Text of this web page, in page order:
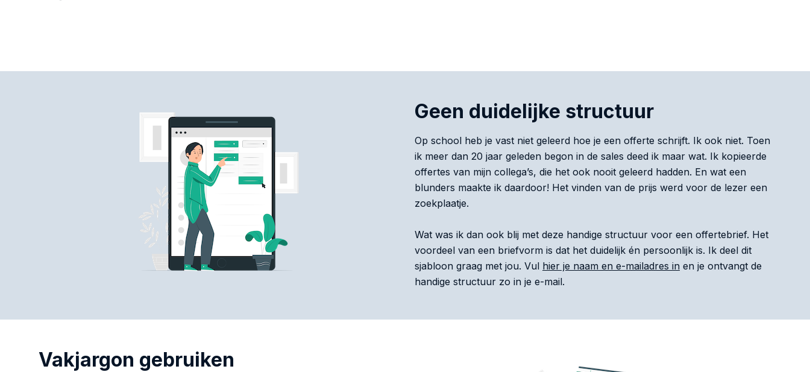
Geen duidelijke structuur
Op school heb je vast niet geleerd hoe je een offerte schrijft. Ik ook niet. Toen
ik meer dan 20 jaar geleden begon in de sales deed ik maar wat. Ik kopieerde
offertes van mijn collega’s, die het ook nooit geleerd hadden. En wat een
blunders maakte ik daardoor! Het vinden van de prijs werd voor de lezer een
zoekplaatje.
Wat was ik dan ook blij met deze handige structuur voor een offertebrief. Het
voordeel van een briefvorm is dat het duidelijk én persoonlijk is. Ik deel dit
sjabloon graag met jou. Vul hier je naam en e-mailadres in en je ontvangt de
handige structuur zo in je e-mail.
Vakjargon gebruiken